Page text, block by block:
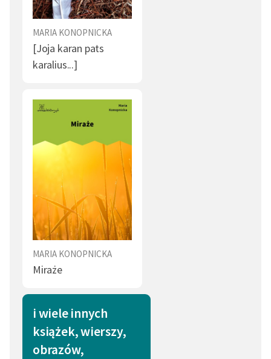
MARIA KONOPNICKA
[Joja karan pats
karalius...]
MARIA KONOPNICKA
Miraże
i wiele innych
książek, wierszy,
obrazów,